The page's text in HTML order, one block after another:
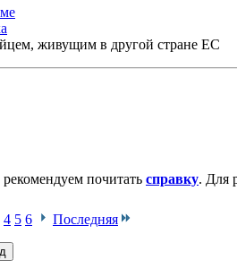
живущим в другой стране ЕС
почитать справку. Для
4 5 6 Последняя